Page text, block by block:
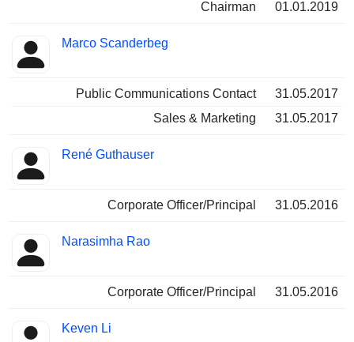
Chairman 01.01.2019
Marco Scanderbeg
Public Communications Contact
31.05.2017
Sales & Marketing
31.05.2017
René Guthauser
Corporate Officer/Principal 31.05.2016
Narasimha Rao
Corporate Officer/Principal 31.05.2016
Keven Li